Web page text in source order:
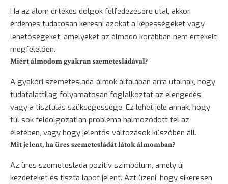
Ha az álom értékes dolgok felfedezésére utal, akkor
érdemes tudatosan keresni azokat a képességeket vagy
lehetőségeket, amelyeket az álmodó korábban nem értékelt
megfelelően.
Miért álmodom gyakran szemetesládával?
A gyakori szemeteslada-álmok általában arra utalnak, hogy
tudatalattilag folyamatosan foglalkoztat az elengedés
vagy a tisztulás szükségessége. Ez lehet jele annak, hogy
túl sok feldolgozatlan probléma halmozódott fel az
életében, vagy hogy jelentős változások küszöbén áll.
Mit jelent, ha üres szemetesládát látok álmomban?
Az üres szemeteslada pozitív szimbólum, amely új
kezdeteket és tiszta lapot jelent. Azt üzeni, hogy sikeresen